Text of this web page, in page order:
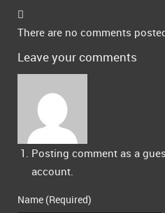
There are no comments
Leave your comments
Posting comment as a
account.
Name (Required)